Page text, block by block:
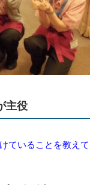
主役
ていることを教えて